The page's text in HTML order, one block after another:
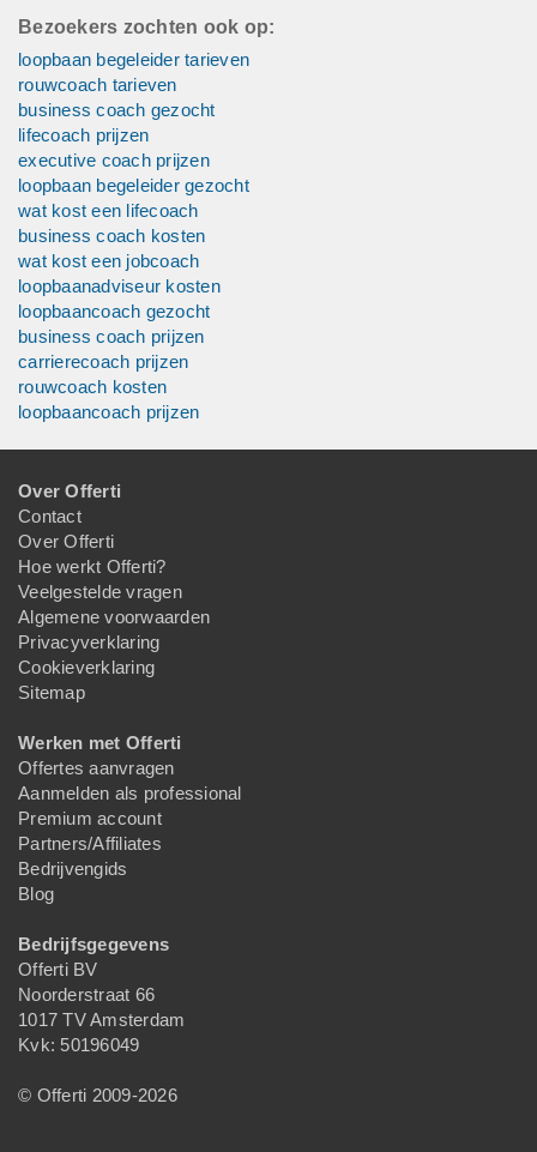
Bezoekers zochten ook op:
loopbaan begeleider tarieven
rouwcoach tarieven
business coach gezocht
lifecoach prijzen
executive coach prijzen
loopbaan begeleider gezocht
wat kost een lifecoach
business coach kosten
wat kost een jobcoach
loopbaanadviseur kosten
loopbaancoach gezocht
business coach prijzen
carrierecoach prijzen
rouwcoach kosten
loopbaancoach prijzen
Over Offerti
Contact
Over Offerti
Hoe werkt Offerti?
Veelgestelde vragen
Algemene voorwaarden
Privacyverklaring
Cookieverklaring
Sitemap
Werken met Offerti
Offertes aanvragen
Aanmelden als professional
Premium account
Partners/Affiliates
Bedrijvengids
Blog
Bedrijfsgegevens
Offerti BV
Noorderstraat 66
1017 TV Amsterdam
Kvk: 50196049
© Offerti 2009-2026